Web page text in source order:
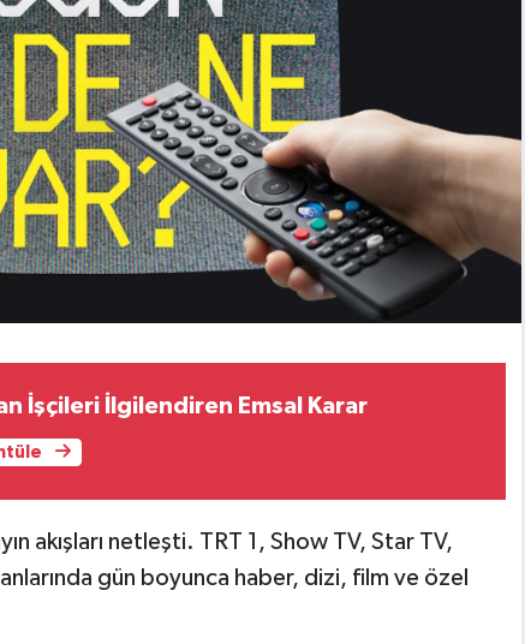
İşçileri İlgilendiren Emsal Karar
akışları netleşti. TRT 1, Show TV, Star TV,
gün boyunca haber, dizi, film ve özel